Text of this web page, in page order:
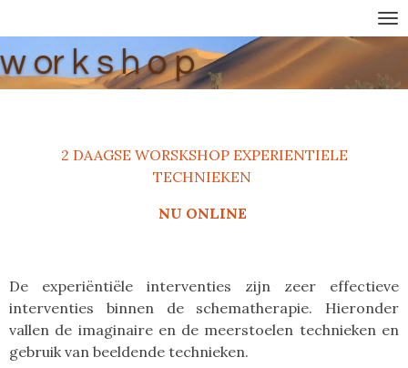
direct
naar
w or k s h o p
2 DAAGSE WORSKSHOP EXPERIENTIELE
TECHNIEKEN
NU ONLINE
De experiëntiële interventies zijn zeer effectieve
interventies binnen de schematherapie. Hieronder
vallen de imaginaire en de meerstoelen technieken en
gebruik van beeldende technieken.